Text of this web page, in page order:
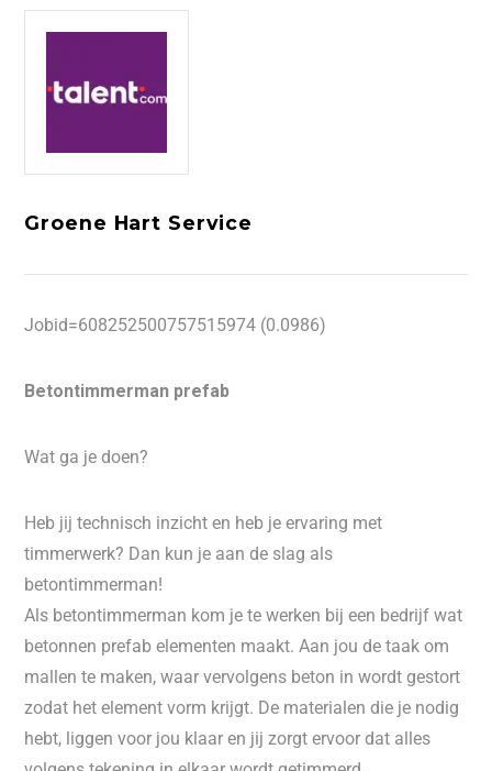
Groene Hart Service
Jobid=608252500757515974 (0.0986)
Betontimmerman prefab
Wat ga je doen?
Heb jij technisch inzicht en heb je ervaring met
timmerwerk? Dan kun je aan de slag als
betontimmerman!
Als betontimmerman kom je te werken bij een bedrijf wat
betonnen prefab elementen maakt. Aan jou de taak om
mallen te maken, waar vervolgens beton in wordt gestort
zodat het element vorm krijgt. De materialen die je nodig
hebt, liggen voor jou klaar en jij zorgt ervoor dat alles